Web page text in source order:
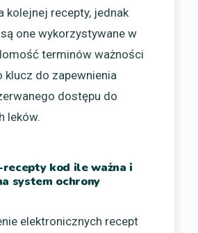
kolejnej recepty, jednak
one wykorzystywane w
terminów ważności
klucz do zapewnienia
dostępu do
leków.
recepty kod ile ważna i
system ochrony
elektronicznych recept